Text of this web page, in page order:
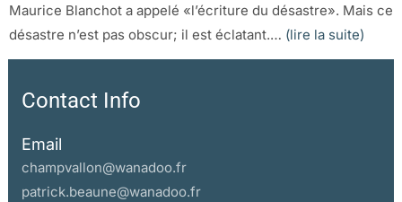
Maurice Blanchot a appelé «l’écriture du désastre». Mais ce
désastre n’est pas obscur; il est éclatant.… (lire la suite)
Contact Info
Email
champvallon@wanadoo.fr
patrick.beaune@wanadoo.fr